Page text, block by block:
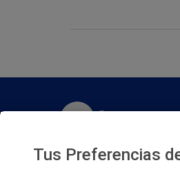
Twitter
Facebook
Tus Preferencias